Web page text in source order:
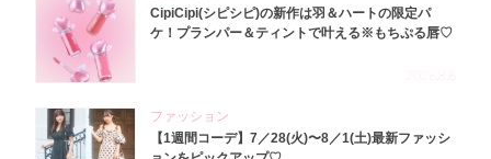
CipiCipi(シピシピ)の新作は羽＆ハートの限定パ
ケ！プランパー＆ティントで叶える※もちぷる唇♡
ファッション
【1週間コーデ】7／28(火)〜8／1(土)最新ファッシ